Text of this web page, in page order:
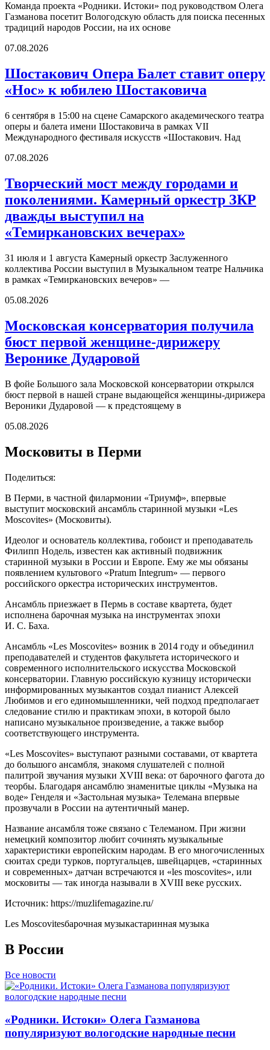
Команда проекта «Родники. Истоки» под руководством Олега
Газманова посетит Вологодскую область для поиска песенных
традиций народов России, на их основе
07.08.2026
Шостакович Опера Балет ставит оперу
«Нос» к юбилею Шостаковича
6 сентября в 15:00 на сцене Самарского академического театра
оперы и балета имени Шостаковича в рамках VII
Международного фестиваля искусств «Шостакович. Над
07.08.2026
Творческий мост между городами и
поколениями. Камерный оркестр ЗКР
дважды выступил на
«Темиркановских вечерах»
31 июля и 1 августа Камерный оркестр Заслуженного
коллектива России выступил в Музыкальном театре Нальчика
в рамках «Темиркановских вечеров» —
05.08.2026
Московская консерватория получила
бюст первой женщине-дирижеру
Веронике Дударовой
В фойе Большого зала Московской консерватории открылся
бюст первой в нашей стране выдающейся женщины-дирижера
Вероники Дударовой — к предстоящему в
05.08.2026
Московиты в Перми
Поделиться:
В Перми, в частной филармонии «Триумф», впервые
выступит московский ансамбль старинной музыки «Les
Moscovites» (Московиты).
Идеолог и основатель коллектива, гобоист и преподаватель
Филипп Нодель, известен как активный подвижник
старинной музыки в России и Европе. Ему же мы обязаны
появлением культового «Pratum Integrum» — первого
российского оркестра исторических инструментов.
Ансамбль приезжает в Пермь в составе квартета, будет
исполнена барочная музыка на инструментах эпохи
И. С. Баха.
Ансамбль «Les Moscovites» возник в 2014 году и объединил
преподавателей и студентов факультета исторического и
современного исполнительского искусства Московской
консерватории. Главную российскую кузницу исторически
информированных музыкантов создал пианист Алексей
Любимов и его единомышленники, чей подход предполагает
следование стилю и практикам эпохи, в которой было
написано музыкальное произведение, а также выбор
соответствующего инструмента.
«Les Moscovites» выступают разными составами, от квартета
до большого ансамбля, знакомя слушателей с полной
палитрой звучания музыки XVIII века: от барочного фагота до
теорбы. Благодаря ансамблю знаменитые циклы «Музыка на
воде» Генделя и «Застольная музыка» Телемана впервые
прозвучали в России на аутентичный манер.
Название ансамбля тоже связано с Телеманом. При жизни
немецкий композитор любит сочинять музыкальные
характеристики европейским народам. В его многочисленных
сюитах среди турков, португальцев, швейцарцев, «старинных
и современных» датчан встречаются и «les moscovites», или
московиты — так иногда называли в XVIII веке русских.
Источник: https://muzlifemagazine.ru/
Les Moscovitesбарочная музыкастаринная музыка
В России
Все новости
«Родники. Истоки» Олега Газманова
популяризуют вологодские народные песни